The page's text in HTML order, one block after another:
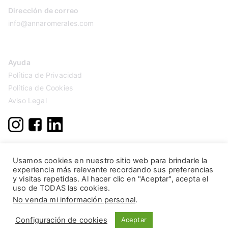
Dirección de correo
info@annaromerales.com
Ayuda
Política de Privacidad
Política de Cookies
Aviso Legal
Usamos cookies en nuestro sitio web para brindarle la
experiencia más relevante recordando sus preferencias
y visitas repetidas. Al hacer clic en "Aceptar", acepta el
uso de TODAS las cookies.
No venda mi información personal.
Configuración de cookies Aceptar